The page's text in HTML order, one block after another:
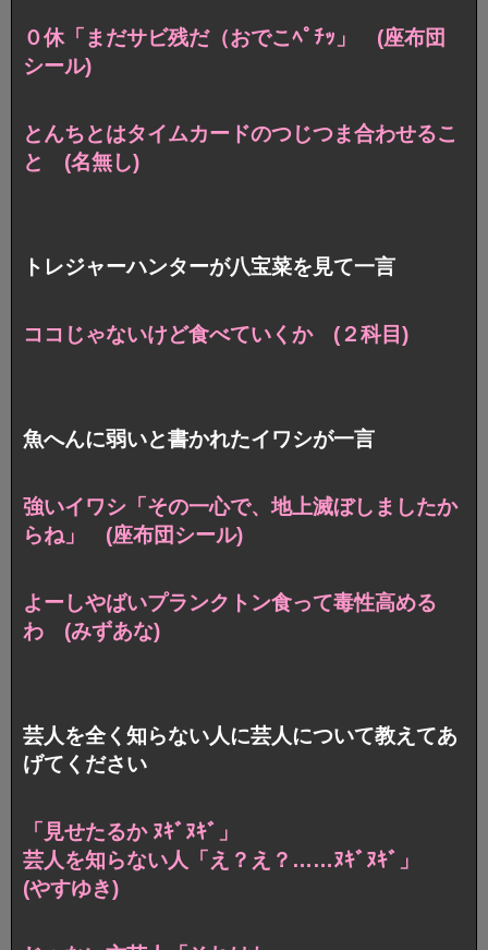
０休「まだサビ残だ（おでこﾍﾟﾁｯ」 (座布団
シール)
とんちとはタイムカードのつじつま合わせるこ
と (名無し)
トレジャーハンターが八宝菜を見て一言
ココじゃないけど食べていくか (２科目)
魚へんに弱いと書かれたイワシが一言
強いイワシ「その一心で、地上滅ぼしましたか
らね」 (座布団シール)
よーしやばいプランクトン食って毒性高める
わ (みずあな)
芸人を全く知らない人に芸人について教えてあ
げてください
「見せたるか ﾇｷﾞﾇｷﾞ」
芸人を知らない人「え？え？……ﾇｷﾞﾇｷﾞ」
(やすゆき)